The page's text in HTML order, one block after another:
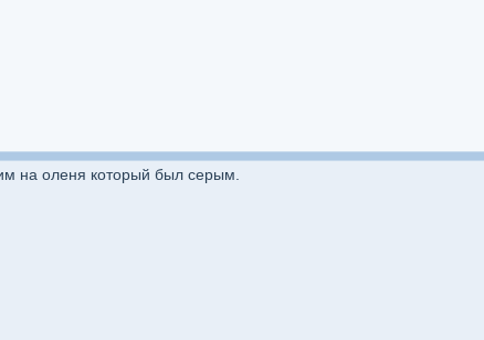
на оленя который был серым.